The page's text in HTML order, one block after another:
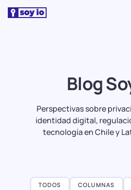
Blog
Perspectivas sobre
identidad digital,
tecnología en Chile y
TODOS COLUMNAS